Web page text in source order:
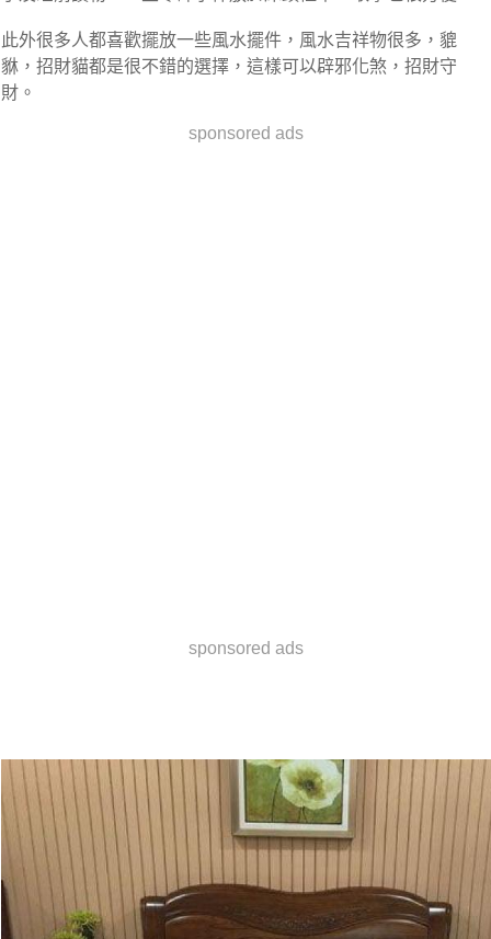
此外很多人都喜歡擺放一些風水擺件，風水吉祥物很多，貔
貅，招財貓都是很不錯的選擇，這樣可以辟邪化煞，招財守
財。
sponsored ads
sponsored ads